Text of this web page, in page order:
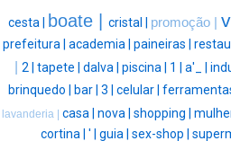
cesta | boate | cristal | promoção |
prefeitura | academia | paineiras |
2 | tapete | dalva | piscina | 1 | a'_ |
brinquedo | bar | 3 | celular |
lavanderia | casa | nova | shopping |
cortina | ' | guia | sex-shop |